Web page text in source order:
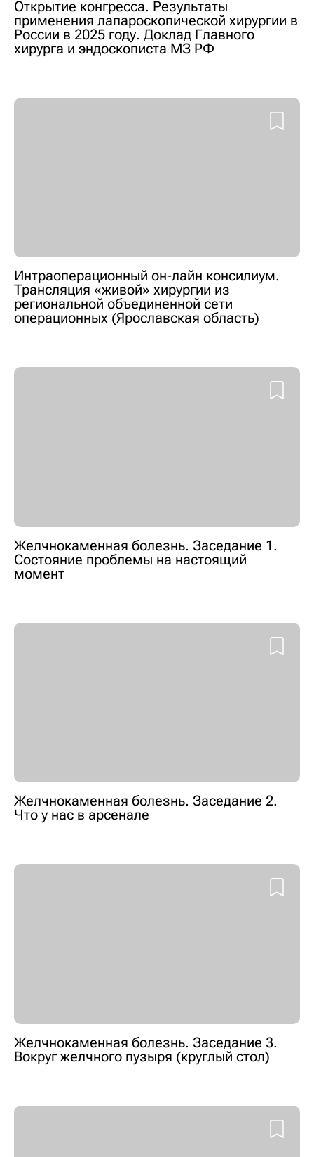
Открытие конгресса. Результаты
применения лапароскопической хирургии в
России в 2025 году. Доклад Главного
хирурга и эндоскописта МЗ РФ
Интраоперационный он-лайн консилиум.
Трансляция «живой» хирургии из
региональной объединенной сети
операционных (Ярославская область)
Желчнокаменная болезнь. Заседание 1.
Состояние проблемы на настоящий
момент
Желчнокаменная болезнь. Заседание 2.
Что у нас в арсенале
Желчнокаменная болезнь. Заседание 3.
Вокруг желчного пузыря (круглый стол)